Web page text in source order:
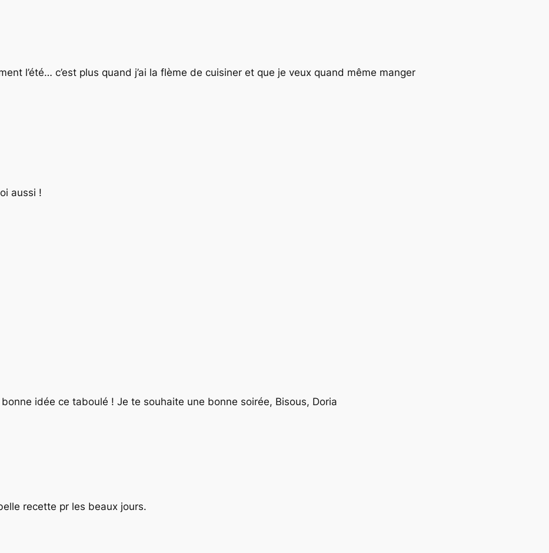
l’été… c’est plus quand j’ai la flème de cuisiner et que je veux quand même manger
aussi !
bonne idée ce taboulé ! Je te souhaite une bonne soirée, Bisous, Doria
recette pr les beaux jours.